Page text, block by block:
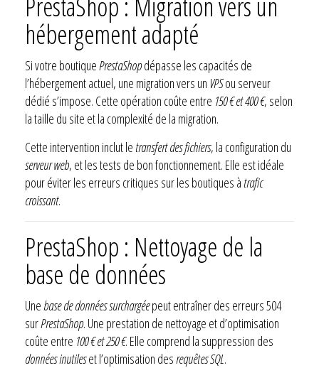
hébergement adapté
Si votre boutiquePrestaShopdépasse les capacités de
l’hébergement actuel, une migration vers un VPSou serveur
dédié s’impose. Cette opération coûte entre 150 € et 400 €, selon
la taille du site et la complexité de la migration.
Cette intervention inclut letransfert des fichiers, la configuration du
serveur web, et les tests de bon fonctionnement. Elle est idéale
pour éviter les erreurs critiques sur les boutiques àtrafic
croissant.
PrestaShop : Nettoyage de la
base de données
Une base de données surchargéepeut entraîner des erreurs 504
surPrestaShop. Une prestation de nettoyage et d’optimisation
coûte entre 100 € et 250 €. Elle comprend la suppression des
données inutileset l’optimisation des requêtes SQL.